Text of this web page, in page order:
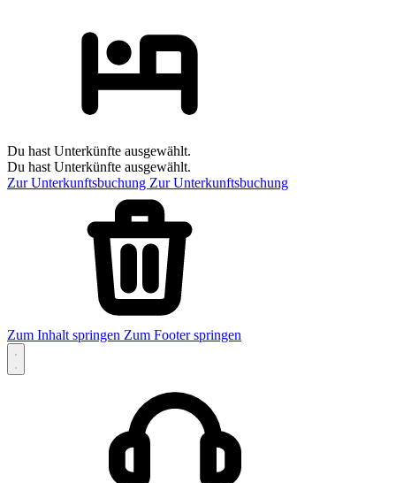
Du hast Unterkünfte ausgewählt.
Du hast Unterkünfte ausgewählt.
Zur Unterkunftsbuchung Zur Unterkunftsbuchung
Zum Inhalt springen Zum Footer springen